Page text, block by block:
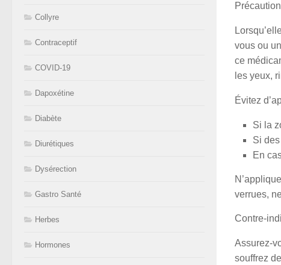
vous ou
ce
les yeux,
Évitez
Si la
Si
En
verrues,
Contre-
Assurez-
souffrez
Collyre
Contraceptif
COVID-19
Dapoxétine
Diabète
Diurétiques
Dysérection
Gastro Santé
Herbes
Hormones